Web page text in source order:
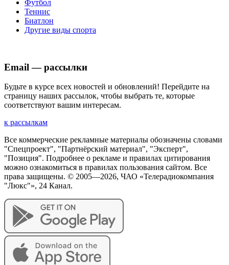
Футбол
Теннис
Биатлон
Другие виды спорта
Email — рассылки
Будьте в курсе всех новостей и обновлений! Перейдите на
страницу наших рассылок, чтобы выбрать те, которые
соответствуют вашим интересам.
к рассылкам
Все коммерческие рекламные материалы обозначены словами
"Спецпроект", "Партнёрский материал", "Эксперт",
"Позиция". Подробнее о рекламе и правилах цитирования
можно ознакомиться в правилах пользования сайтом. Все
права защищены. © 2005—2026, ЧАО «Телерадиокомпания
"Люкс"», 24 Канал.